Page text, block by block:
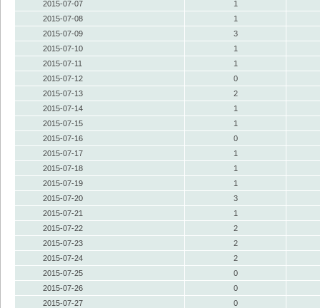
2015-07-07
1
2015-07-08
1
2015-07-09
3
2015-07-10
1
2015-07-11
1
2015-07-12
0
2015-07-13
2
2015-07-14
1
2015-07-15
1
2015-07-16
0
2015-07-17
1
2015-07-18
1
2015-07-19
1
2015-07-20
3
2015-07-21
1
2015-07-22
2
2015-07-23
2
2015-07-24
2
2015-07-25
0
2015-07-26
0
2015-07-27
0